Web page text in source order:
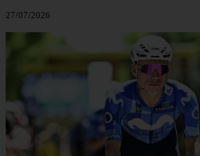
27/07/2026